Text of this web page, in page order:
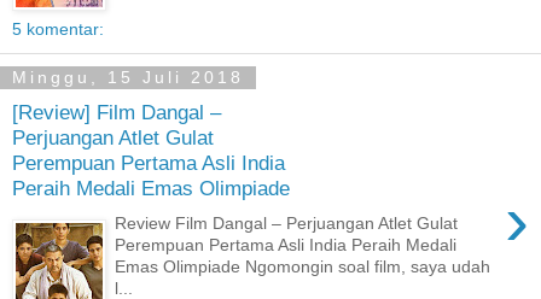
5 komentar:
Minggu, 15 Juli 2018
[Review] Film Dangal –
Perjuangan Atlet Gulat
Perempuan Pertama Asli India
Peraih Medali Emas Olimpiade
›
Review Film Dangal – Perjuangan Atlet Gulat
Perempuan Pertama Asli India Peraih Medali
Emas Olimpiade Ngomongin soal film, saya udah
l...